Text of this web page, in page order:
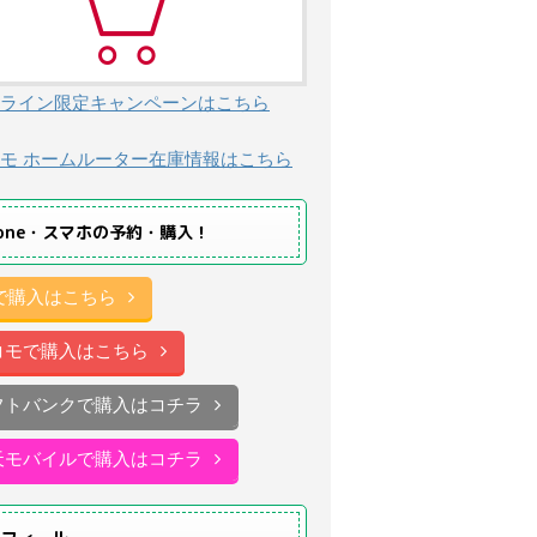
イン限定キャンペーンはこちら
ホームルーター在庫情報はこちら
・スマホの予約・購入！
購入はこちら
モで購入はこちら
トバンクで購入はコチラ
モバイルで購入はコチラ